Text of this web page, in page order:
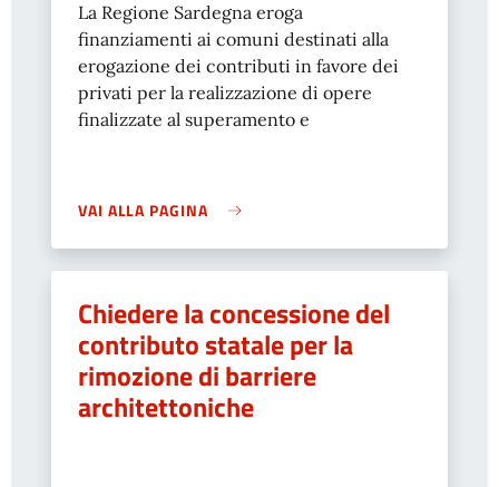
La Regione Sardegna eroga
finanziamenti ai comuni destinati alla
erogazione dei contributi in favore dei
privati per la realizzazione di opere
finalizzate al superamento e
VAI ALLA PAGINA
Chiedere la concessione del
contributo statale per la
rimozione di barriere
architettoniche